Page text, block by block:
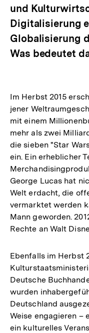
und
Digitalisierung
Globalisierung
Was bedeutet
Im Herbst 2015
jener
mit einem
mehr als zwei
die sieben "Star
ein. Ein erheblicher
George Lucas hat
Welt erdacht, die
vermarktet werden
Mann geworden.
Rechte an Walt
Ebenfalls im Herbst
Deutsche
wurden
Deutschland
Weise engagieren –
ein kulturelles